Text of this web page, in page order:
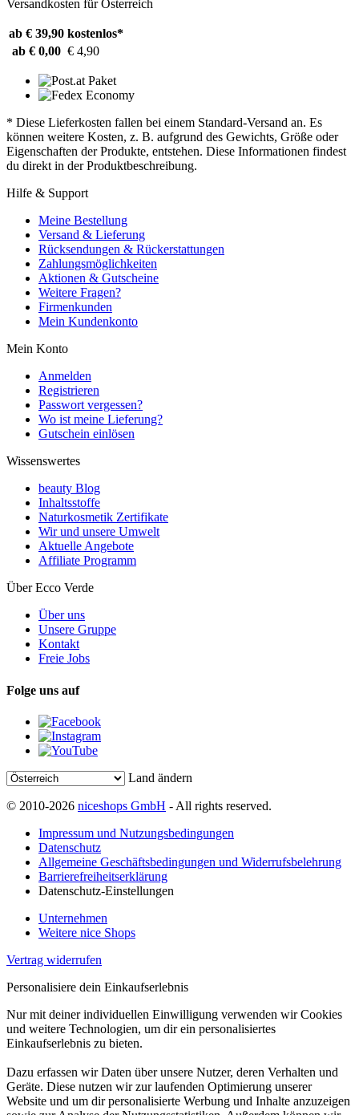
Versandkosten für Österreich
ab € 39,90 kostenlos*
ab € 0,00 € 4,90
* Diese Lieferkosten fallen bei einem Standard-Versand an. Es
können weitere Kosten, z. B. aufgrund des Gewichts, Größe oder
Eigenschaften der Produkte, entstehen. Diese Informationen findest
du direkt in der Produktbeschreibung.
Hilfe & Support
Meine Bestellung
Versand & Lieferung
Rücksendungen & Rückerstattungen
Zahlungsmöglichkeiten
Aktionen & Gutscheine
Weitere Fragen?
Firmenkunden
Mein Kundenkonto
Mein Konto
Anmelden
Registrieren
Passwort vergessen?
Wo ist meine Lieferung?
Gutschein einlösen
Wissenswertes
beauty Blog
Inhaltsstoffe
Naturkosmetik Zertifikate
Wir und unsere Umwelt
Aktuelle Angebote
Affiliate Programm
Über Ecco Verde
Über uns
Unsere Gruppe
Kontakt
Freie Jobs
Folge uns auf
Land ändern
© 2010-2026 niceshops GmbH - All rights reserved.
Impressum und Nutzungsbedingungen
Datenschutz
Allgemeine Geschäftsbedingungen und Widerrufsbelehrung
Barrierefreiheitserklärung
Datenschutz-Einstellungen
Unternehmen
Weitere nice Shops
Vertrag widerrufen
Personalisiere dein Einkaufserlebnis
Nur mit deiner individuellen Einwilligung verwenden wir Cookies
und weitere Technologien, um dir ein personalisiertes
Einkaufserlebnis zu bieten.
Dazu erfassen wir Daten über unsere Nutzer, deren Verhalten und
Geräte. Diese nutzen wir zur laufenden Optimierung unserer
Website und um dir personalisierte Werbung und Inhalte anzuzeigen